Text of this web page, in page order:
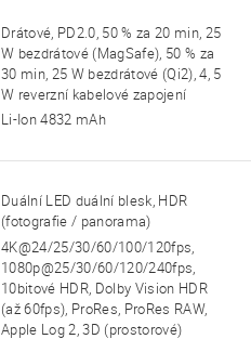
Drátové, PD2.0, 50 % za 20 min, 25
W bezdrátové (MagSafe), 50 % za
30 min, 25 W bezdrátové (Qi2), 4, 5
W reverzní kabelové zapojení
Li-Ion 4832 mAh
Duální LED duální blesk, HDR
(fotografie / panorama)
4K@24/25/30/60/100/120fps,
1080p@25/30/60/120/240fps,
10bitové HDR, Dolby Vision HDR
(až 60fps), ProRes, ProRes RAW,
Apple Log 2, 3D (prostorové)